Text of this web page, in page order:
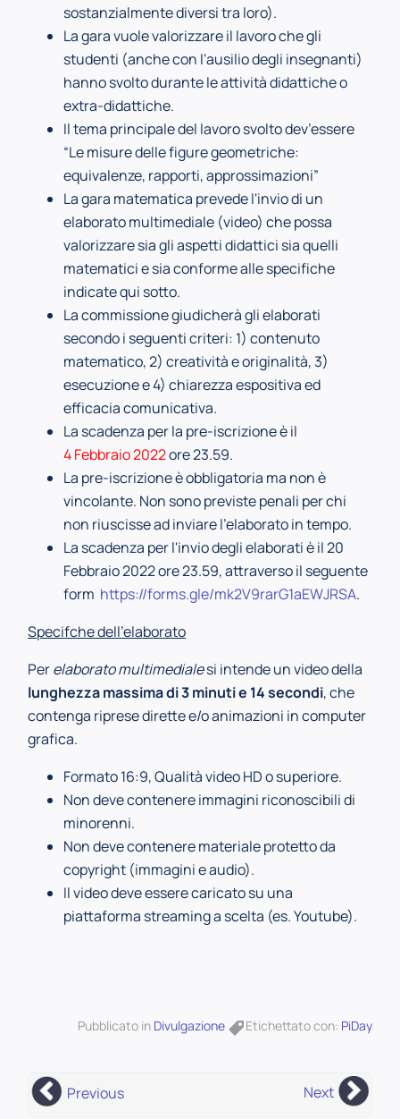
sostanzialmente diversi tra loro).
La gara vuole valorizzare il lavoro che gli
studenti (anche con l'ausilio degli insegnanti)
hanno svolto durante le attività didattiche o
extra-didattiche.
Il tema principale del lavoro svolto dev’essere
“Le misure delle figure geometriche:
equivalenze, rapporti, approssimazioni”
La gara matematica prevede l'invio di un
elaborato multimediale (video) che possa
valorizzare sia gli aspetti didattici sia quelli
matematici e sia conforme alle specifiche
indicate qui sotto.
La commissione giudicherà gli elaborati
secondo i seguenti criteri: 1) contenuto
matematico, 2) creatività e originalità, 3)
esecuzione e 4) chiarezza espositiva ed
efficacia comunicativa.
La scadenza per la pre-iscrizione è il
4 Febbraio 2022ore 23.59.
La pre-iscrizione è obbligatoria ma non è
vincolante. Non sono previste penali per chi
non riuscisse ad inviare l'elaborato in tempo.
La scadenza per l'invio degli elaborati è il 20
Febbraio 2022 ore 23.59, attraverso il seguente
form https://forms.gle/mk2V9rarG1aEWJRSA.
Specifche dell’elaborato
Perelaborato multimedialesi intende un video della
lunghezza massima di 3 minuti e 14secondi, che
contenga riprese dirette e/o animazioni in computer
grafica.
Formato 16:9, Qualità video HD o superiore.
Non deve contenere immagini riconoscibili di
minorenni.
Non deve contenere materiale protetto da
copyright (immagini e audio).
Il video deve essere caricato su una
piattaforma streaming a scelta (es. Youtube).
Pubblicato in Divulgazione Etichettato con: PiDay
Previous Next